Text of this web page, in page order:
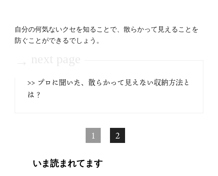
自分の何気ないクセを知ることで、散らかって見えることを
防ぐことができるでしょう。
>> プロに聞いた、散らかって見えない収納方法と
は？
1 2
いま読まれてます